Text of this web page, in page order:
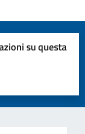
su questa